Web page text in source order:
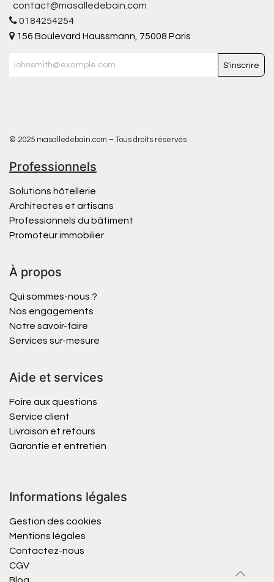
contact@masalledebain.com
0184254254
156 Boulevard Haussmann, 75008 Paris
S'inscrire
© 2025 masalledebain.com – Tous droits réservés
Professionnels
Solutions hôtellerie
Architectes et artisans
Professionnels du bâtiment
Promoteur immobilier
À propos
Qui sommes-nous ?
Nos engagements
Notre savoir-faire
Services sur-mesure
Aide et services
Foire aux questions
Service client
Livraison et retours
Garantie et entretien
Informations légales
Gestion des cookies
Mentions légales
Contactez-nous
CGV